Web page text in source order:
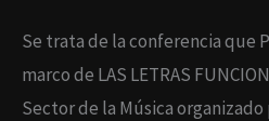
Se trata de la conferencia que
marco de LAS LETRAS
Sector de la Música